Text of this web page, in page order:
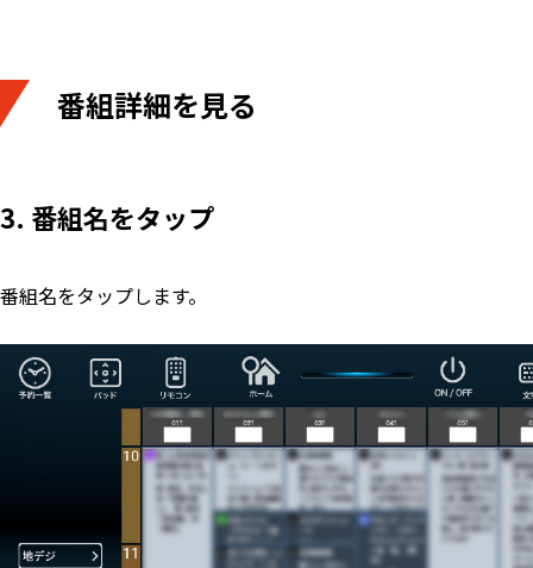
番組詳細を見る
3. 番組名をタップ
番組名をタップします。